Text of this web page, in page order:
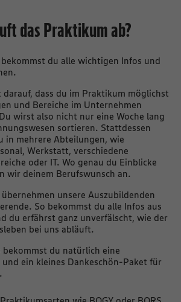
das Praktikum ab?
du alle wichtigen Infos und
darauf, dass du im Praktikum möglichst
und Bereiche im Unternehmen
wirst also nicht nur eine Woche lang
sortieren. Stattdessen
in mehrere Abteilungen, wie
Werkstatt, verschiedene
oder IT. Wo genau du Einblicke
wir deinem Berufswunsch an.
unsere Auszubildenden
So bekommst du alle Infos aus
du erfährst ganz unverfälscht, wie der
bei uns abläuft.
bekommst du natürlich eine
ein kleines Dankeschön-Paket für